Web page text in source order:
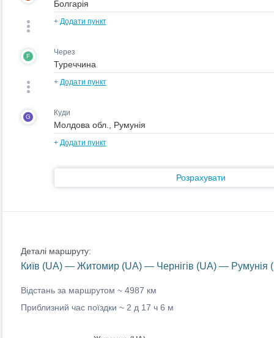
+ Додати пункт
F Через
+ Додати пункт
G Куди
+ Додати пункт
Розрахувати
Деталі маршруту:
Київ (UA) — Житомир (UA) — Чернігів (UA) —
Відстань за маршрутом ~ 4987 км
Приблизний час поїздки ~ 2 д 17 ч 6 м